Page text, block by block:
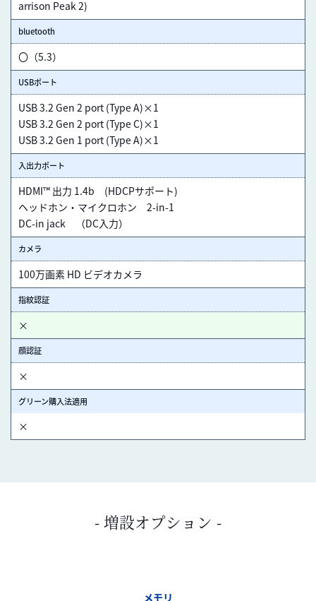
arrison Peak 2)
bluetooth
〇（5.3）
USBポート
USB 3.2 Gen 2 port (Type A)×1
USB 3.2 Gen 2 port (Type C)×1
USB 3.2 Gen 1 port (Type A)×1
入出力ポート
HDMI™ 出力 1.4b (HDCPサポート)
ヘッドホン・マイクロホン 2-in-1
DC-in jack （DC入力）
カメラ
100万画素 HD ビデオカメラ
指紋認証
×
顔認証
×
グリーン購入法適用
×
- 増設オプション -
メモリ